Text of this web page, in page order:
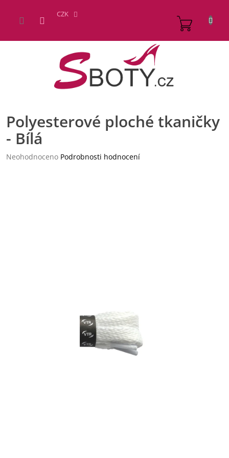
obsah
CZK
Polyesterové ploché tkaničky
- Bílá
Průměrné
Neohodnoceno Podrobnosti hodnocení